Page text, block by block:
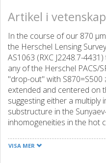
Artikel i
In the course of our 870
the Herschel Lensing
AS1063 (RXC J2248.7-
any of the Herschel PACS/
"drop-out" with S870=S500
extended and centered on
suggesting either a
substructure in the
inhomogeneities in the hot
the putative lensed source.
VISA MER